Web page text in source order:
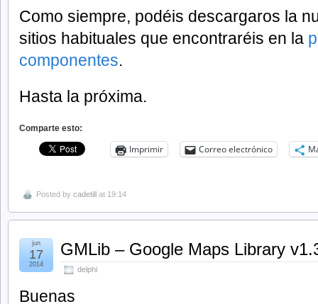
Como siempre, podéis descargaros la
sitios habituales que encontraréis en la
componentes.
Hasta la próxima.
Comparte esto:
Imprimir Correo electrónico
Posted by cadetill at 19:14
GMLib – Google Maps Library
delphi
jun
17
2014
Buenas